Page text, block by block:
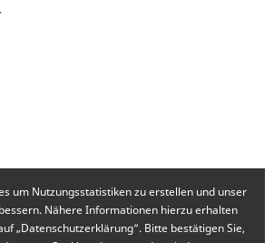
um Nutzungsstatistiken zu erstellen und unser
Nähere Informationen hierzu erhalten
„Datenschutzerklärung“. Bitte bestätigen Sie,